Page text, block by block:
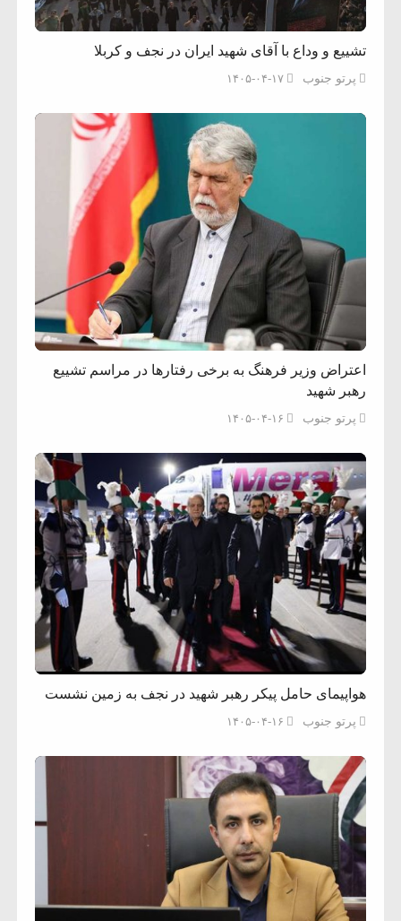
تشییع و وداع با آقای شهید ایران در نجف و کربلا
پرتو جنوب ۱۴۰۵-۰۴-۱۷
اعتراض وزیر فرهنگ به برخی رفتارها در مراسم تشییع
رهبر شهید
پرتو جنوب ۱۴۰۵-۰۴-۱۶
هواپیمای حامل پیکر رهبر شهید در نجف به زمین نشست
پرتو جنوب ۱۴۰۵-۰۴-۱۶